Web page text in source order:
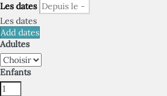
Les dates
Les dates
Add dates
Adultes
Enfants